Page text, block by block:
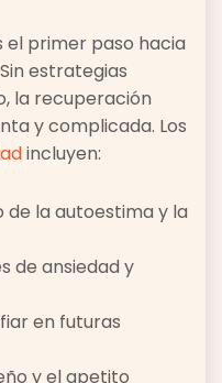
primer paso hacia
estrategias
la recuperación
y complicada. Los
incluyen:
la autoestima y la
de ansiedad y
en futuras
y el apetito